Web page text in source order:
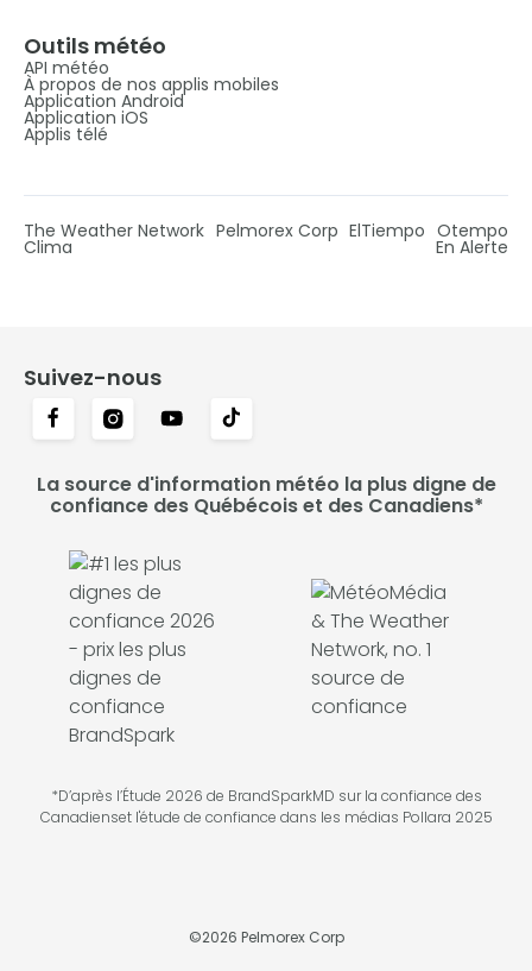
Outils météo
API météo
À propos de nos applis mobiles
Application Android
Application iOS
Applis télé
The Weather Network Pelmorex Corp ElTiempo Otempo
Clima En Alerte
Suivez-nous
La source d'information météo la plus digne de
confiance des Québécois et des Canadiens*
*D’après l’Étude 2026 de BrandSparkMD sur la confiance des
Canadienset l'étude de confiance dans les médias Pollara 2025
©2026 Pelmorex Corp